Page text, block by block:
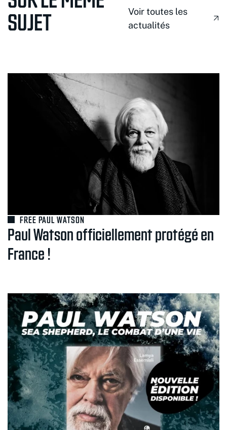
SUJET
Voir toutes les
actualités
FREE PAUL WATSON
Paul Watson officiellement protégé en
France !